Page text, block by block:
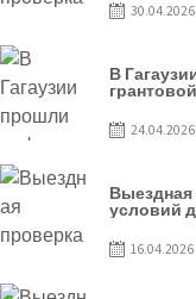
30.04.2026
В
24.04.2026
условий
16.04.2026